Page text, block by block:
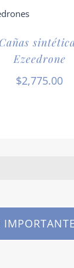
Cañas
Ezeedrone
$2,775.00
IMPORTANTE